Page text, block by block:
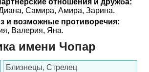
отношения и дружба:
Самира, Амира, Зарина.
и возможные противоречия:
Валерия, Яна.
имени Чопар
Близнецы, Стрелец